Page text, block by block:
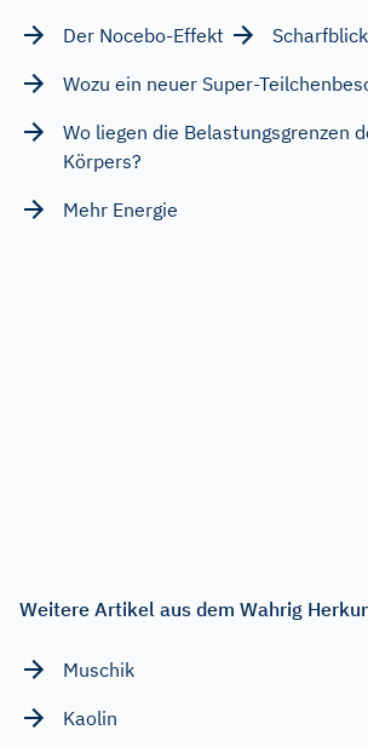
Der Nocebo-Effekt
Wozu ein neuer Super-
Wo liegen die Belastungsgrenzen
Körpers?
Mehr Energie
Weitere Artikel aus dem Wahrig
Muschik
Kaolin